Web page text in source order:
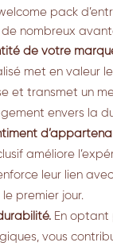
pack
nombreux
de votre
met en valeur
et transmet un
envers la
améliore
leur lien
premier jour.
En optant
vous